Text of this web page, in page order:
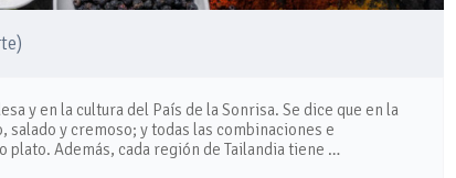
y en la cultura del País de la Sonrisa. Se dice que en la
y cremoso; y todas las combinaciones e
plato. Además, cada región de Tailandia tiene …